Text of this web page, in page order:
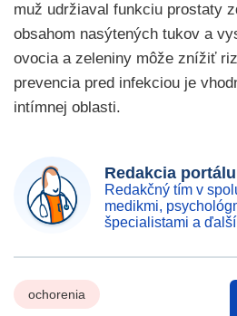
muž udržiaval funkciu prostaty
obsahom nasýtených tukov a
ovocia a zeleniny môže znížiť
prevencia pred infekciou je
intímnej oblasti.
Redakcia
Redakčný tím v
medikmi,
špecialistami a
ochorenia